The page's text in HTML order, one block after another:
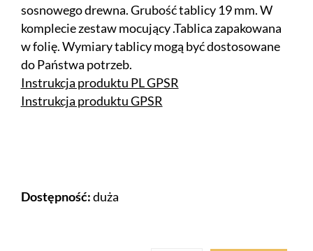
sosnowego drewna. Grubość tablicy 19 mm. W
komplecie zestaw mocujący .Tablica zapakowana
w folię. Wymiary tablicy mogą być dostosowane
do Państwa potrzeb.
Instrukcja produktu PL GPSR
Instrukcja produktu GPSR
Dostępność:duża